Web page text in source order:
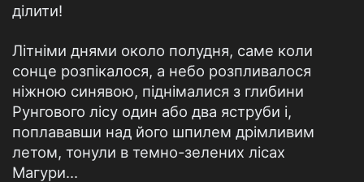
ділити!
Літніми днями около полудня, саме коли
сонце розпікалося, а небо розпливалося
ніжною синявою, піднімалися з глибини
Рунгового лісу один або два яструби і,
поплававши над його шпилем дрімливим
летом, тонули в темно-зелених лісах
Магури...